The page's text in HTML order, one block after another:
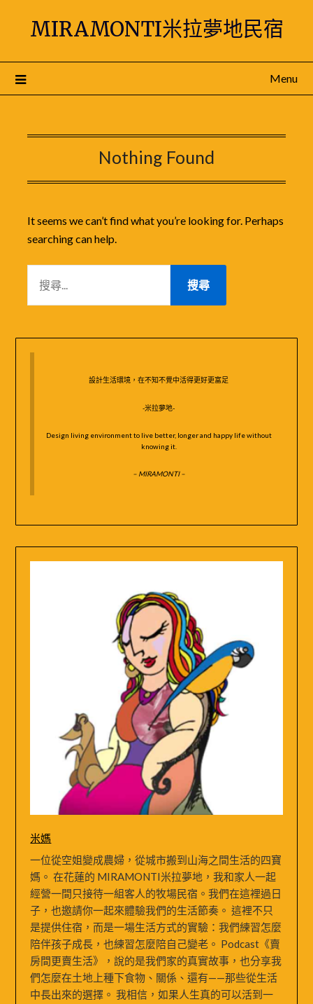
MIRAMONTI米拉夢地民宿
Menu
Nothing Found
It seems we can’t find what you’re looking for. Perhaps
searching can help.
關
設計生活環境，在不知不覺中活得更好更富足
-米拉夢地-
Design living environment to live better, longer and happy life without
knowing it.
– MIRAMONTI –
米媽
一位從空姐變成農婦，從城市搬到山海之間生活的四寶
媽。 在花蓮的 MIRAMONTI米拉夢地，我和家人一起
經營一間只接待一組客人的牧場民宿。我們在這裡過日
子，也邀請你一起來體驗我們的生活節奏。 這裡不只
是提供住宿，而是一場生活方式的實驗：我們練習怎麼
陪伴孩子成長，也練習怎麼陪自己變老。 Podcast《賣
房間更賣生活》，說的是我們家的真實故事，也分享我
們怎麼在土地上種下食物、關係、還有——那些從生活
中長出來的選擇。 我相信，如果人生真的可以活到一